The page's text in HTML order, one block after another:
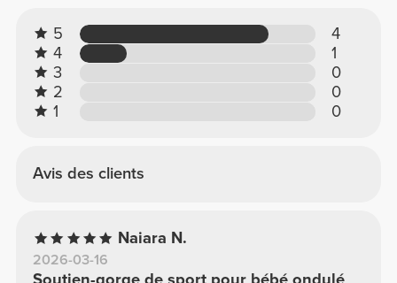
5
4
4
1
3
0
2
0
1
0
Avis des clients
Naiara N.
2026-03-16